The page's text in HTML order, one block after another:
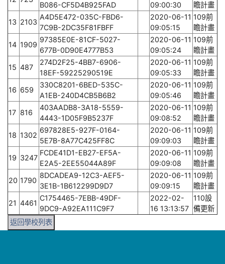
B086-CF5D4B925FAD
09:00:30
瞻計畫
13 2103
A4D5E472-035C-FBD6-
7C9B-2DC35F81FBFF
2020-06-11
09:05:15
109前
瞻計畫
14 1909
97385E0E-81CF-5027-
677B-0D90E4777B53
2020-06-11
09:05:24
109前
瞻計畫
15 487
274D2F25-4BB7-6906-
18EF-59225290519E
2020-06-11
09:05:33
109前
瞻計畫
16 659
330C8201-6BED-535C-
A1EB-240D4CB5B6B2
2020-06-11
09:05:46
109前
瞻計畫
17 816
403AADB8-3A18-5559-
4443-1D05F9B5237F
2020-06-11
09:08:52
109前
瞻計畫
18 1302
697828E5-927F-0164-
5E7B-8A77C425FF8C
2020-06-11
09:09:03
109前
瞻計畫
19 3247
FCDE41D1-EB27-EF5A-
E2A5-2EE55044A89F
2020-06-11
09:09:08
109前
瞻計畫
20 1790
8DCADEA9-12C3-AEF5-
3E1B-1B612299D9D7
2020-06-11
09:09:15
109前
瞻計畫
21 4461
C1754465-7EBB-49DF-
9DC9-A92EA111C9F7
2022-02-
16 13:13:57
110設
備更新
返回學校列表